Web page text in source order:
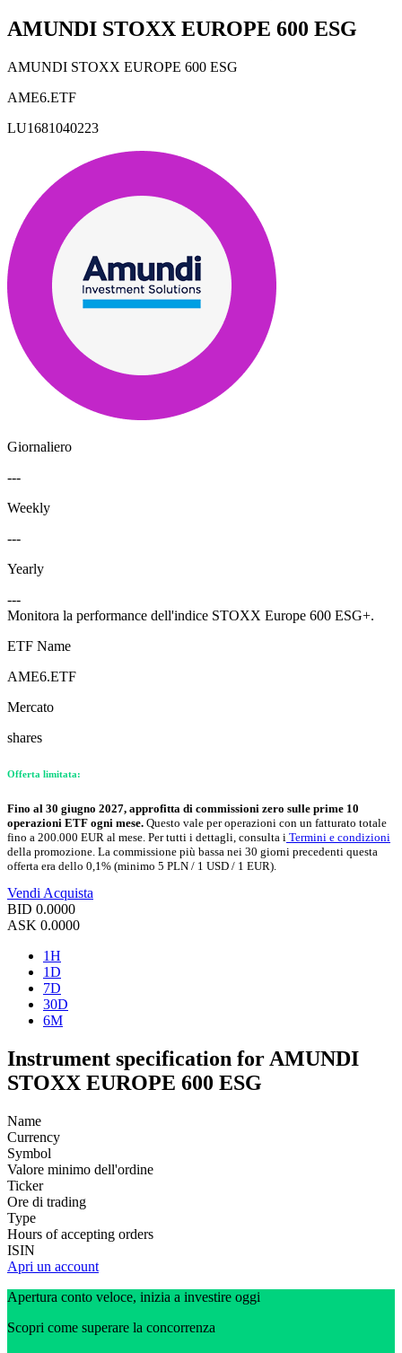
AMUNDI STOXX EUROPE 600 ESG
AMUNDI STOXX EUROPE 600 ESG
AME6.ETF
LU1681040223
Giornaliero
---
Weekly
---
Yearly
---
Monitora la performance dell'indice STOXX Europe 600 ESG+.
ETF Name
AME6.ETF
Mercato
shares
Offerta limitata:
Fino al 30 giugno 2027, approfitta di commissioni zero sulle prime 10
operazioni ETF ogni mese. Questo vale per operazioni con un fatturato totale
fino a 200.000 EUR al mese. Per tutti i dettagli, consulta i Termini e condizioni
della promozione. La commissione più bassa nei 30 giorni precedenti questa
offerta era dello 0,1% (minimo 5 PLN / 1 USD / 1 EUR).
Vendi Acquista
BID 0.0000
ASK 0.0000
1H
1D
7D
30D
6M
Instrument specification for AMUNDI
STOXX EUROPE 600 ESG
Name
Currency
Symbol
Valore minimo dell'ordine
Ticker
Ore di trading
Type
Hours of accepting orders
ISIN
Apri un account
Apertura conto veloce, inizia a investire oggi
Scopri come superare la concorrenza